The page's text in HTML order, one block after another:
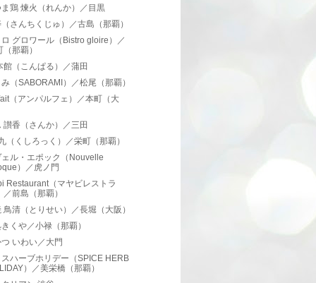
鶏 煉火（れんか）／目黒
さんちくじゅ）／古島（那覇）
グロワール（Bistro gloire）／
（那覇）
館（こんぱる）／蒲田
（SABORAMI）／松尾（那覇）
（アンパルフェ）／本町（大
讃香（さんか）／三田
（くしろっく）／栄町（那覇）
ル・エポック（Nouvelle
）／虎ノ門
Restaurant（マヤビレストラ
／前島（那覇）
鳥清（とりせい）／長堀（大阪）
くや／小禄（那覇）
いわい／大門
ハーブホリデー（SPICE HERB
）／美栄橋（那覇）